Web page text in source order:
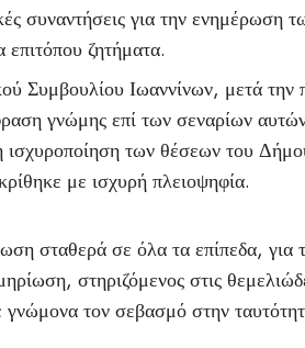
συναντήσεις για την ενημέρωση
ζητήματα.
Συμβουλίου Ιωαννίνων, μετά την
γνώμης επί των σεναρίων
των θέσεων του
με ισχυρή πλειοψηφία.
σταθερά σε όλα τα επίπεδα, για
στηριζόμενος στις
γνώμονα τον σεβασμό στην